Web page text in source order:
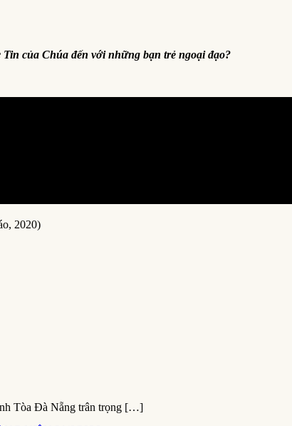
của Chúa đến với những bạn trẻ ngoại đạo?
2020)
Tòa Đà Nẵng trân trọng […]